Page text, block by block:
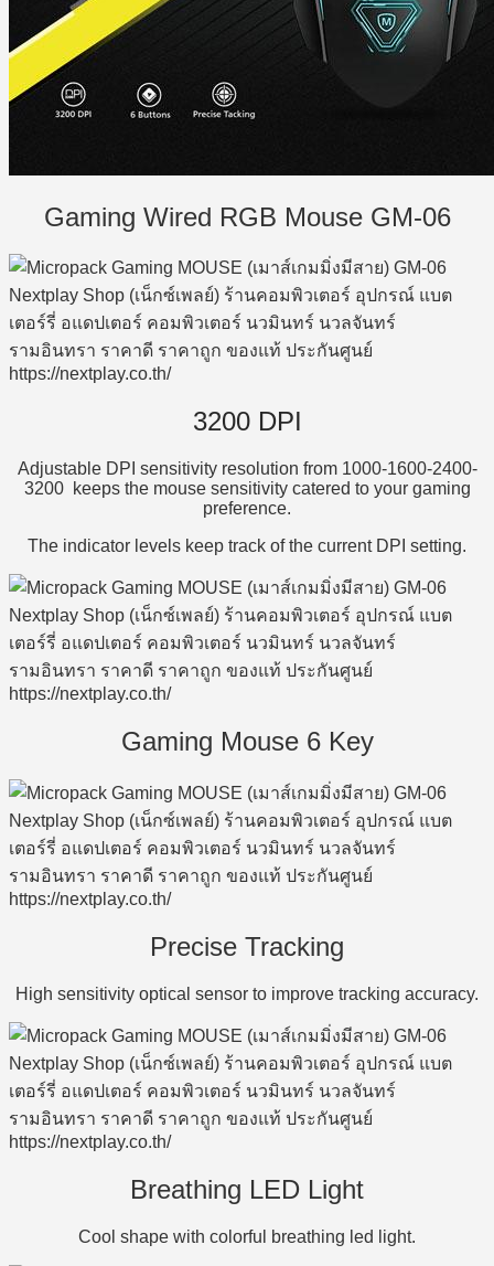
Gaming Wired RGB Mouse GM-06
3200 DPI
Adjustable DPI sensitivity resolution from 1000-1600-2400-
3200 keeps the mouse sensitivity catered to your gaming
preference.
The indicator levels keep track of the current DPI setting.
Gaming Mouse 6 Key
Precise Tracking
High sensitivity optical sensor to improve tracking accuracy.
Breathing LED Light
Cool shape with colorful breathing led light.